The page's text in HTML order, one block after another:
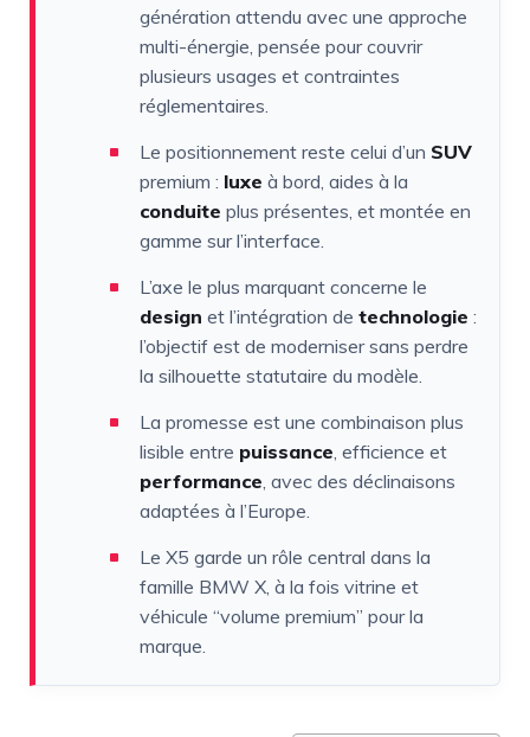
génération attendu avec une approche
multi-énergie, pensée pour couvrir
plusieurs usages et contraintes
réglementaires.
Le positionnement reste celui d’un SUV
premium : luxe à bord, aides à la
conduite plus présentes, et montée en
gamme sur l’interface.
L’axe le plus marquant concerne le
design et l’intégration de technologie :
l’objectif est de moderniser sans perdre
la silhouette statutaire du modèle.
La promesse est une combinaison plus
lisible entre puissance, efficience et
performance, avec des déclinaisons
adaptées à l’Europe.
Le X5 garde un rôle central dans la
famille BMW X, à la fois vitrine et
véhicule “volume premium” pour la
marque.